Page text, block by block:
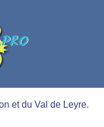
et du Val de Leyre.